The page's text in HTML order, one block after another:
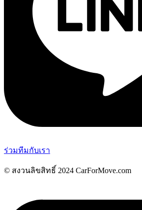
ร่วมทีมกับเรา
© สงวนลิขสิทธิ์ 2024 CarForMove.com